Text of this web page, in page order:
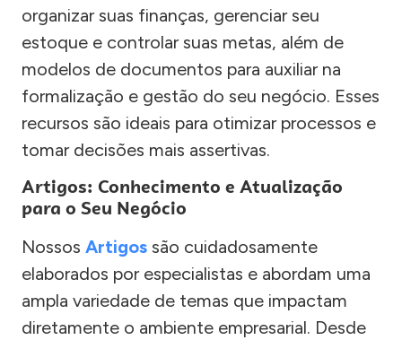
organizar suas finanças, gerenciar seu
estoque e controlar suas metas, além de
modelos de documentos para auxiliar na
formalização e gestão do seu negócio. Esses
recursos são ideais para otimizar processos e
tomar decisões mais assertivas.
Artigos: Conhecimento e Atualização
para o Seu Negócio
Nossos Artigos são cuidadosamente
elaborados por especialistas e abordam uma
ampla variedade de temas que impactam
diretamente o ambiente empresarial. Desde